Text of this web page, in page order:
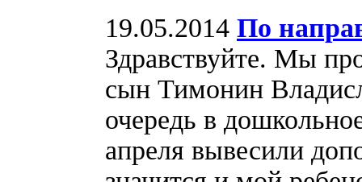
19.05.2014 По
Здравствуйте. Мы
сын Тимонин
очередь в
апреля вывесили